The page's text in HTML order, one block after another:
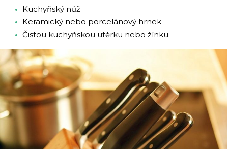
Kuchyňský nůž
Keramický nebo porcelánový hrnek
Čistou kuchyňskou utěrku nebo žínku